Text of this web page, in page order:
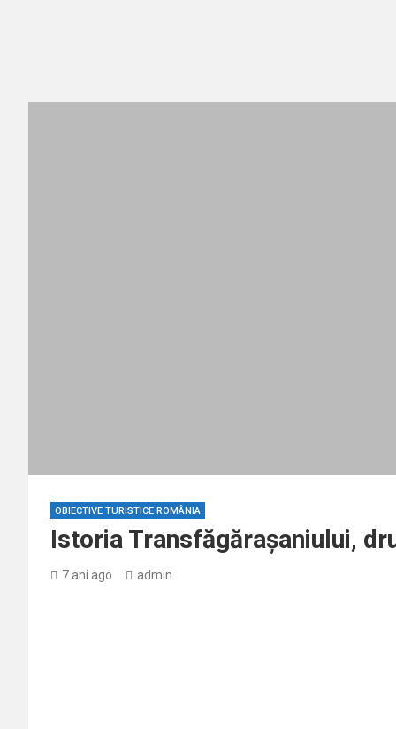
OBIECTIVE TURISTICE ROMÂNIA
Istoria Transfăgărașaniului,
7 ani ago admin